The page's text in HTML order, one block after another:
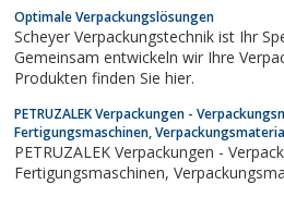
Optimale Verpackungslösungen
Scheyer Verpackungstechnik ist Ihr
Gemeinsam entwickeln wir Ihre
Produkten finden Sie hier.
PETRUZALEK Verpackungen -
Fertigungsmaschinen,
PETRUZALEK Verpackungen -
Fertigungsmaschinen,